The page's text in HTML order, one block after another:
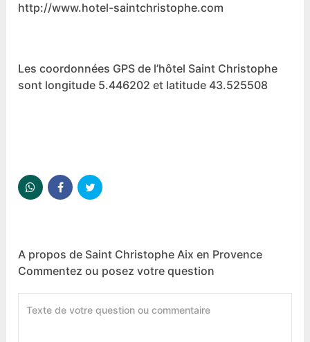
http://www.hotel-saintchristophe.com
Les coordonnées GPS de l’hôtel Saint Christophe
sont longitude 5.446202 et latitude 43.525508
A propos de Saint Christophe Aix en Provence
Commentez ou posez votre question